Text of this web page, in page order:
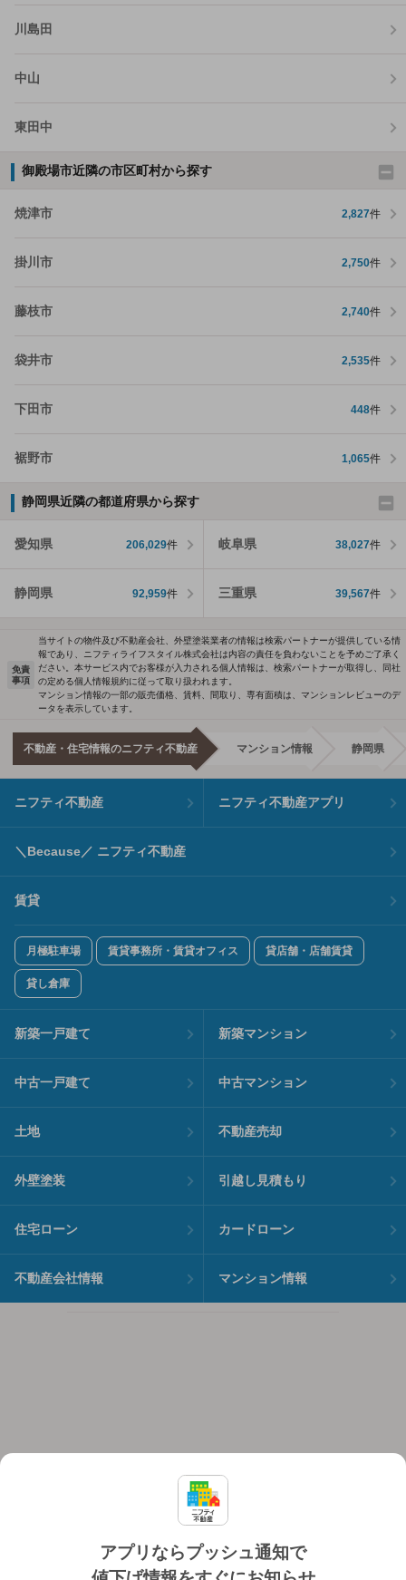
川島田
中山
東田中
御殿場市近隣の市区町村から探す
焼津市 2,827件
掛川市 2,750件
藤枝市 2,740件
袋井市 2,535件
下田市 448件
裾野市 1,065件
静岡県近隣の都道府県から探す
愛知県 206,029件 岐阜県 38,027件
静岡県 92,959件 三重県 39,567件
アプリならプッシュ通知で
免責
事項
当サイトの物件及び不動産会社、外壁塗装業者の情報は検索パートナーが提供している情
報であり、ニフティライフスタイル株式会社は内容の責任を負わないことを予めご了承く
ださい。本サービス内でお客様が入力される個人情報は、検索パートナーが取得し、同社
の定める個人情報規約に従って取り扱われます。
マンション情報の一部の販売価格、賃料、間取り、専有面積は、マンションレビューのデ
ータを表示しています。
不動産・住宅情報のニフティ不動産 マンション情報 静岡県
ニフティ不動産 ニフティ不動産アプリ
＼Because／ ニフティ不動産
賃貸
月極駐車場 賃貸事務所・賃貸オフィス 貸店舗・店舗賃貸
貸し倉庫
新築一戸建て 新築マンション
中古一戸建て 中古マンション
土地 不動産売却
外壁塗装 引越し見積もり
住宅ローン カードローン
不動産会社情報 マンション情報